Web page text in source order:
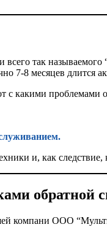
так
7-8 месяцев длится
с какими проблемами
и, как
обратной
компани ООО